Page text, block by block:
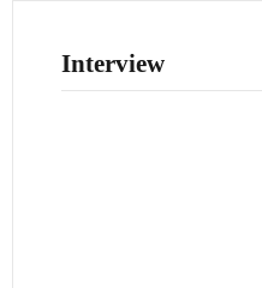
Interview